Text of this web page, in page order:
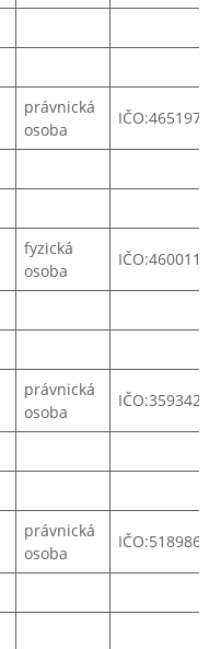
právnická
osoba
IČO:46519793
fyzická
osoba
IČO:46001174
právnická
osoba
IČO:35934271
právnická
osoba
IČO:51898616